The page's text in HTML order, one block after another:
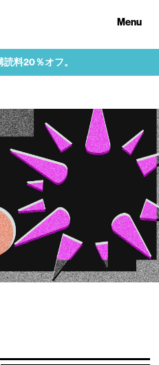
Menu
料20％オフ。